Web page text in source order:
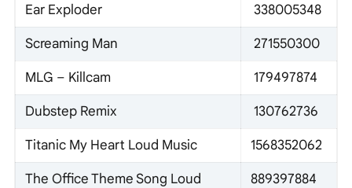
Ear Exploder 338005348
Screaming Man 271550300
MLG – Killcam 179497874
Dubstep Remix 130762736
Titanic My Heart Loud Music 1568352062
The Office Theme Song Loud 889397884